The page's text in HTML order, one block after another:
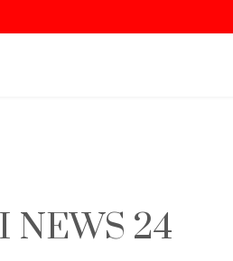
NEWS 24